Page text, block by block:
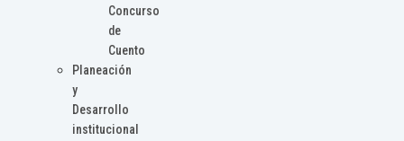
Concurso
de
Cuento
Planeación
y
Desarrollo
institucional